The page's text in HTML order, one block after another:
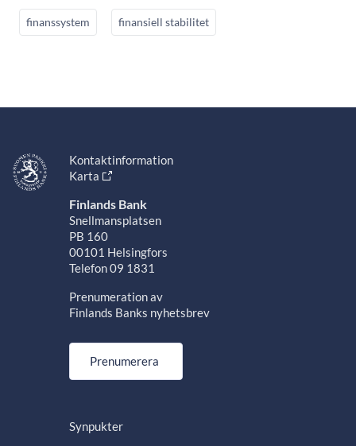
finanssystem finansiell stabilitet
Kontaktinformation
Karta
Finlands Bank
Snellmansplatsen
PB 160
00101 Helsingfors
Telefon 09 1831
Prenumeration av
Finlands Banks nyhetsbrev
Prenumerera
Synpukter